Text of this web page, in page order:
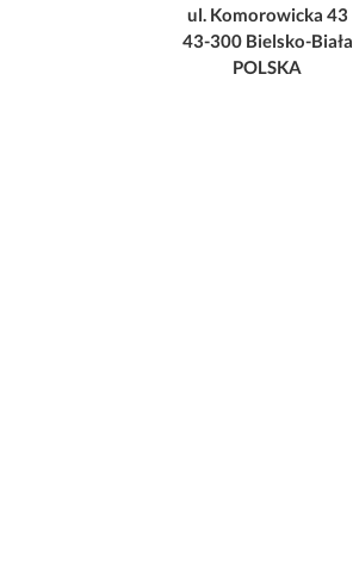
ul. Komorowicka 43
43-300 Bielsko-Biała
POLSKA